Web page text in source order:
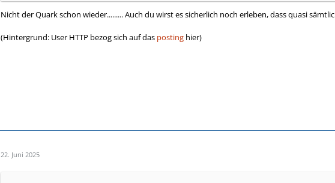
Nicht der Quark schon wieder......... Auch du wirst es sicherlich noch erleben, dass quasi
(Hintergrund: User HTTP bezog sich auf das posting hier)
22. Juni 2025